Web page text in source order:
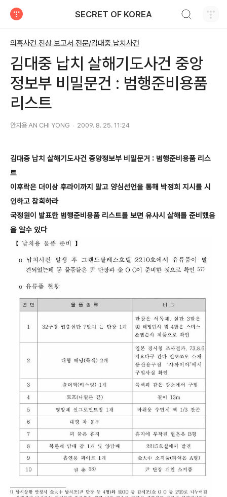
SECRET OF KOREA
의혹사건 진상 보고서 전문/김대중 납치사건
김대중 납치 살해기도사건 중앙
정보부 비밀문건 : 범행준비용품
리스트
안치용 AN CHI YONG 2009. 8. 25. 11:24
김대중 납치 살해기도사건 중앙정보부 비밀문거 : 범행준비용품 리스
트
이후락은 더이상 후라이까지 말고 양심선언을 통해 박정희 지시를 시
인하고 참회하라
국정원이 발표한 범행준비용품 리스트를 보면 유사시 살해를 준비했음
을 알수 있다